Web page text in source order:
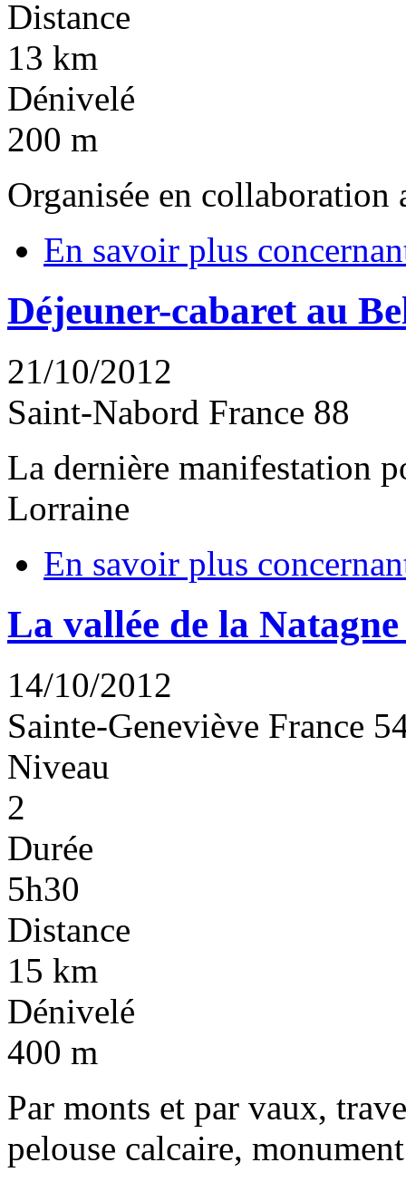
Distance
13 km
Dénivelé
200 m
Organisée en collaboration
En savoir plus
Déjeuner-cabaret au
21/10/2012
Saint-Nabord France 88
La dernière manifestation
Lorraine
En savoir plus
La vallée de la
14/10/2012
Sainte-Geneviève France
Niveau
2
Durée
5h30
Distance
15 km
Dénivelé
400 m
Par monts et par vaux,
pelouse calcaire,